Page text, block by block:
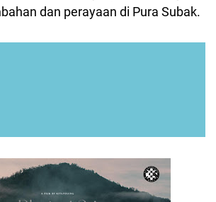
dan perayaan di Pura Subak.